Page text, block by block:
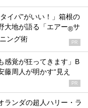
イパ”がいい！」箱根の
大地が語る「エアー®サ
ング術 PR
感覚が狂ってきます」B
藤周人が明かす“見え
PR
ランダの超人ハリー・ラ